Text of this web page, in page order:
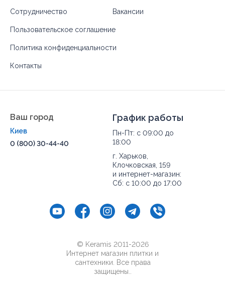
Сотрудничество Вакансии
Пользовательское соглашение
Политика конфиденциальности
Контакты
Ваш город
Киев
0 (800) 30-44-40
График работы
Пн-Пт: с 09:00 до
18:00
г. Харьков,
Клочковская, 159
и интернет-магазин:
Сб: с 10:00 до 17:00
© Keramis 2011-2026
Интернет магазин плитки и
сантехники. Все права
защищены..